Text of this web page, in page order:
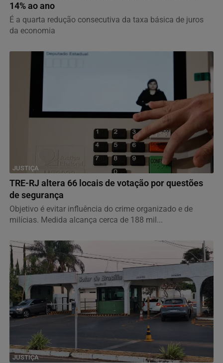
14% ao ano
É a quarta redução consecutiva da taxa básica de juros
da economia
JUSTIÇA
TRE-RJ altera 66 locais de votação por questões
de segurança
Objetivo é evitar influência do crime organizado e de
milícias. Medida alcança cerca de 188 mil...
JUSTIÇA